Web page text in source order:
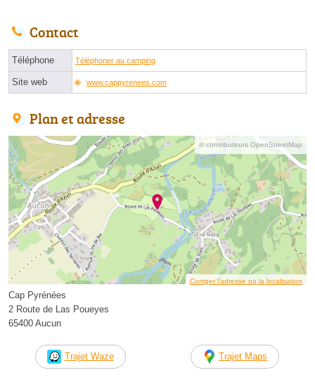
Contact
Téléphone Téléphoner au camping
Site web www.cappyrenees.com
Plan et adresse
© contributeurs OpenStreetMap
Corriger l’adresse ou la localisation
Cap Pyrénées
2 Route de Las Poueyes
65400 Aucun
Trajet Waze Trajet Maps